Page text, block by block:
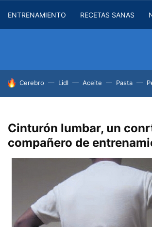
ENTRENAMIENTO RECETAS SANAS
HOY SE HABLA DE
Cerebro Lidl Aceite Pasta
Cinturón lumbar, un
compañero de